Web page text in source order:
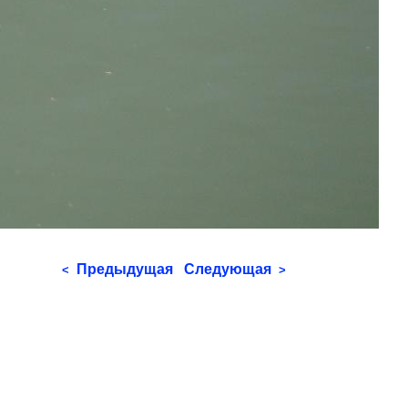
< Предыдущая Следующая >